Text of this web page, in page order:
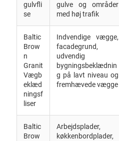
gulvfli
se
gulve og områder
med høj trafik
Baltic
Brow
n
Granit
Vægb
eklæd
ningsf
liser
Indvendige vægge,
facadegrund,
udvendig
bygningsbeklædnin
g på lavt niveau og
fremhævede vægge
Baltic
Brow
Arbejdsplader,
køkkenbordplader,